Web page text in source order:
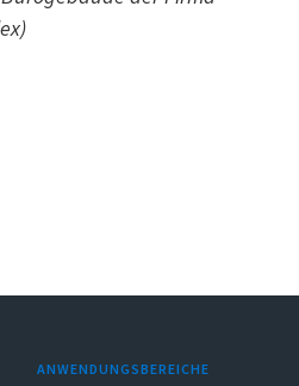
ANWENDUNGSBEREICHE